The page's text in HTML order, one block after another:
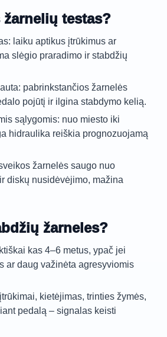
žarnelių testas?
laiku aptikus įtrūkimus ar
slėgio praradimo ir stabdžių
pabrinkstančios žarnelės
pojūtį ir ilgina stabdymo kelią.
sąlygomis: nuo miesto iki
hidraulika reiškia prognozuojamą
žarnelės saugo nuo
diskų nusidėvėjimo, mažina
žarneles?
kas 4–6 metus, ypač jei
ar daug važinėta agresyviomis
kietėjimas, trinties žymės,
pedalą – signalas keisti